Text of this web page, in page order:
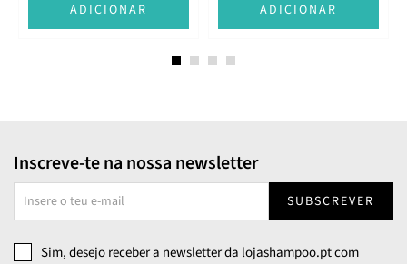
ADICIONAR ADICIONAR
Inscreve-te na nossa newsletter
SUBSCREVER
Sim, desejo receber a newsletter da lojashampoo.pt com